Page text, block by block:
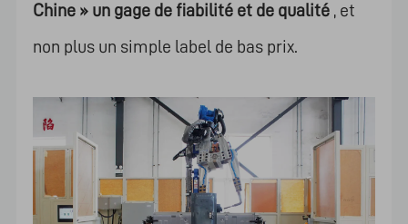
Chine » un gage de fiabilité et de qualité, et
non plus un simple label de bas prix.